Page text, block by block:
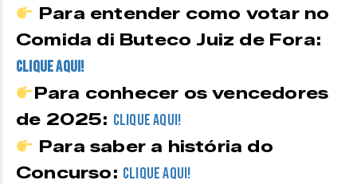
Para entender como votar no
Comida di Buteco Juiz de Fora:
clique aqui!
Para conhecer os vencedores
de 2025: clique aqui!
Para saber a história do
Concurso: clique aqui!